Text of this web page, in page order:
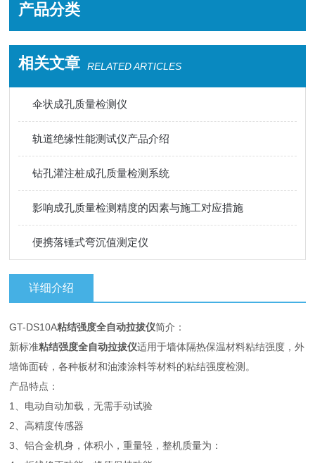
产品分类
相关文章 RELATED ARTICLES
伞状成孔质量检测仪
轨道绝缘性能测试仪产品介绍
钻孔灌注桩成孔质量检测系统
影响成孔质量检测精度的因素与施工对应措施
便携落锤式弯沉值测定仪
详细介绍
GT-DS10A粘结强度全自动拉拔仪简介：
新标准粘结强度全自动拉拔仪适用于墙体隔热保温材料粘结强度，外
墙饰面砖，各种板材和油漆涂料等材料的粘结强度检测。
产品特点：
1、电动自动加载，无需手动试验
2、高精度传感器
3、铝合金机身，体积小，重量轻，整机质量为：